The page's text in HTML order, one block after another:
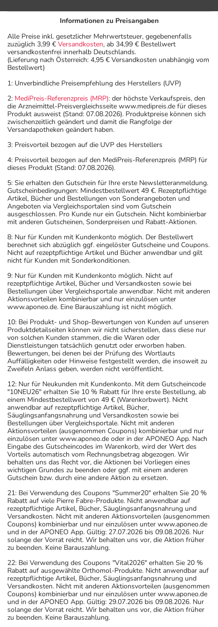
Informationen zu Preisangaben
Alle Preise inkl. gesetzlicher Mehrwertsteuer, gegebenenfalls
zuzüglich 3,99 € Versandkosten, ab 34,99 € Bestellwert
versandkostenfrei innerhalb Deutschlands.
(Lieferung nach Österreich: 4,95 € Versandkosten unabhängig vom
Bestellwert)
1: Unverbindliche Preisempfehlung des Herstellers (UVP)
2: MediPreis-Referenzpreis (MRP): der höchste Verkaufspreis, den
die Arzneimittel-Preisvergleichsseite www.medipreis.de für dieses
Produkt ausweist (Stand: 07.08.2026). Produktpreise können sich
zwischenzeitlich geändert und damit die Rangfolge der
Versandapotheken geändert haben.
3: Preisvorteil bezogen auf die UVP des Herstellers
4: Preisvorteil bezogen auf den MediPreis-Referenzpreis (MRP) für
dieses Produkt (Stand: 07.08.2026).
5: Sie erhalten den Gutschein für Ihre erste Newsletteranmeldung.
Gutscheinbedingungen: Mindestbestellwert 49 €. Rezeptpflichtige
Artikel, Bücher und Bestellungen von Sonderangeboten und
Angeboten via Vergleichsportalen sind vom Gutschein
ausgeschlossen. Pro Kunde nur ein Gutschein. Nicht kombinierbar
mit anderen Gutscheinen, Sonderpreisen und Rabatt-Aktionen.
8: Nur für Kunden mit Kundenkonto möglich. Der Bestellwert
berechnet sich abzüglich ggf. eingelöster Gutscheine und Coupons.
Nicht auf rezeptpflichtige Artikel und Bücher anwendbar und gilt
nicht für Kunden mit Sonderkonditionen.
9: Nur für Kunden mit Kundenkonto möglich. Nicht auf
rezeptpflichtige Artikel, Bücher und Versandkosten sowie bei
Bestellungen über Vergleichsportale anwendbar. Nicht mit anderen
Aktionsvorteilen kombinierbar und nur einzulösen unter
www.aponeo.de. Eine Barauszahlung ist nicht möglich.
10: Bei Produkt- und Shop-Bewertungen von Kunden auf unseren
Produktdetailseiten können wir nicht sicherstellen, dass diese nur
von solchen Kunden stammen, die die Waren oder
Dienstleistungen tatsächlich genutzt oder erworben haben.
Bewertungen, bei denen bei der Prüfung des Wortlauts
Auffälligkeiten oder Hinweise festgestellt werden, die insoweit zu
Zweifeln Anlass geben, werden nicht veröffentlicht.
12: Nur für Neukunden mit Kundenkonto. Mit dem Gutscheincode
"10NEU26" erhalten Sie 10 % Rabatt für Ihre erste Bestellung, ab
einem Mindestbestellwert von 49 € (Warenkorbwert). Nicht
anwendbar auf rezeptpflichtige Artikel, Bücher,
Säuglingsanfangsnahrung und Versandkosten sowie bei
Bestellungen über Vergleichsportale. Nicht mit anderen
Aktionsvorteilen (ausgenommen Coupons) kombinierbar und nur
einzulösen unter www.aponeo.de oder in der APONEO App. Nach
Eingabe des Gutscheincodes im Warenkorb, wird der Wert des
Vorteils automatisch vom Rechnungsbetrag abgezogen. Wir
behalten uns das Recht vor, die Aktionen bei Vorliegen eines
wichtigen Grundes zu beenden oder ggf. mit einem anderen
Gutschein bzw. durch eine andere Aktion zu ersetzen.
21: Bei Verwendung des Coupons "Summer20" erhalten Sie 20 %
Rabatt auf viele Pierre Fabre-Produkte. Nicht anwendbar auf
rezeptpflichtige Artikel, Bücher, Säuglingsanfangsnahrung und
Versandkosten. Nicht mit anderen Aktionsvorteilen (ausgenommen
Coupons) kombinierbar und nur einzulösen unter www.aponeo.de
und in der APONEO App. Gültig: 27.07.2026 bis 09.08.2026. Nur
solange der Vorrat reicht. Wir behalten uns vor, die Aktion früher
zu beenden. Keine Barauszahlung.
22: Bei Verwendung des Coupons "Vital2026" erhalten Sie 20 %
Rabatt auf ausgewählte Orthomol-Produkte. Nicht anwendbar auf
rezeptpflichtige Artikel, Bücher, Säuglingsanfangsnahrung und
Versandkosten. Nicht mit anderen Aktionsvorteilen (ausgenommen
Coupons) kombinierbar und nur einzulösen unter www.aponeo.de
und in der APONEO App. Gültig: 29.07.2026 bis 09.08.2026. Nur
solange der Vorrat reicht. Wir behalten uns vor, die Aktion früher
zu beenden. Keine Barauszahlung.